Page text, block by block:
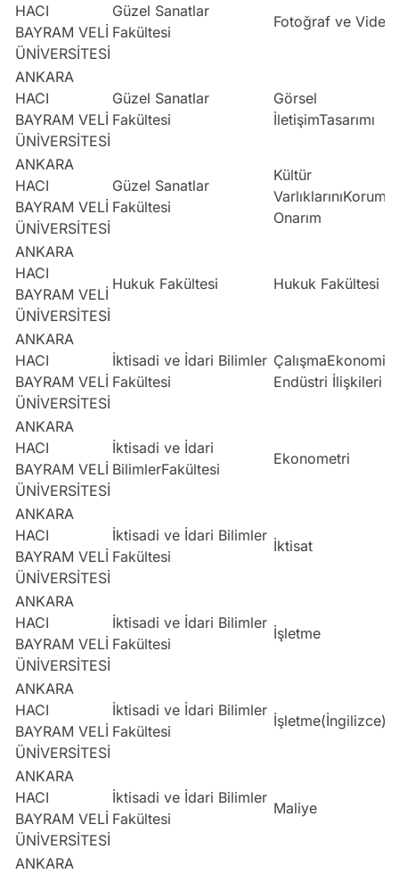
HACI
BAYRAM VELİ
ÜNİVERSİTESİ
Güzel Sanatlar
Fakültesi
Fotoğraf ve Video
ANKARA
HACI
BAYRAM VELİ
ÜNİVERSİTESİ
Güzel Sanatlar
Fakültesi
Görsel
İletişimTasarımı
ANKARA
HACI
BAYRAM VELİ
ÜNİVERSİTESİ
Güzel Sanatlar
Fakültesi
Kültür
Onarım
ANKARA
HACI
BAYRAM VELİ
ÜNİVERSİTESİ
Hukuk Fakültesi Hukuk Fakültesi
ANKARA
HACI
BAYRAM VELİ
ÜNİVERSİTESİ
İktisadi ve İdari Bilimler
Fakültesi
Endüstri İlişkileri
ANKARA
HACI
BAYRAM VELİ
ÜNİVERSİTESİ
İktisadi ve İdari
BilimlerFakültesi
Ekonometri
ANKARA
HACI
BAYRAM VELİ
ÜNİVERSİTESİ
İktisadi ve İdari Bilimler
Fakültesi
İktisat
ANKARA
HACI
BAYRAM VELİ
ÜNİVERSİTESİ
İktisadi ve İdari Bilimler
Fakültesi
İşletme
ANKARA
HACI
BAYRAM VELİ
ÜNİVERSİTESİ
İktisadi ve İdari Bilimler
Fakültesi
İşletme(İngilizce)
ANKARA
HACI
BAYRAM VELİ
ÜNİVERSİTESİ
İktisadi ve İdari Bilimler
Fakültesi
Maliye
ANKARA